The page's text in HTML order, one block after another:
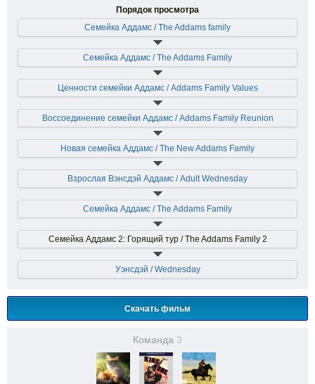
Порядок просмотра
Семейка Аддамс / The Addams family
Семейка Аддамс / The Addams Family
Ценности семейки Аддамс / Addams Family Values
Воссоединение семейки Аддамс / Addams Family Reunion
Новая семейка Аддамс / The New Addams Family
Взрослая Вэнсдэй Аддамс / Adult Wednesday
Семейка Аддамс / The Addams Family
Семейка Аддамс 2: Горящий тур / The Addams Family 2
Уэнсдэй / Wednesday
Скачать фильм
Команда 3